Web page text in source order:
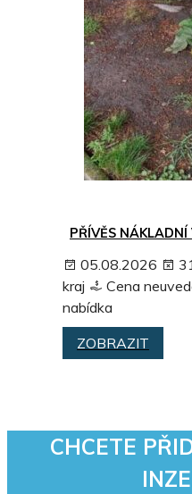
PŘÍVĚS
05.08.2026
kraj
Cena
nabídka
ZOBRAZIT
CHCETE